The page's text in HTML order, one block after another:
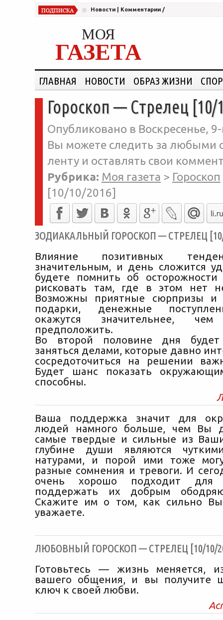
Новости Комментарии /
МОЯ
ГАЗЕТА
ГЛАВНАЯ НОВОСТИ ОБРАЗ ЖИЗНИ
Гороскоп — Стрелец [10/
Опубликовано в Воскресенье,
Вы можете следить за любыми
ленту и оставлять свои
Рубрика: Моя газета > Гороскоп
[10/10/2016]
ЗОДИАКАЛЬНЫЙ ГОРОСКОП — СТРЕЛЕЦ [10/
Влияние позитивных
значительным, и день сложится
будете помнить об
рисковать там, где в этом нет
Возможны приятные сюрпризы и
подарки, денежные
окажутся значительнее,
предположить.
Во второй половине дня будет
заняться делами, которые давно
сосредоточиться на решении
Будет шанс показать
способны.
Ваша поддержка значит для
людей намного больше, чем Вы
самые твердые и сильные из
глубине души являются
натурами, и порой ими тоже
разные сомнения и тревоги. И
очень хорошо подходит для
поддержать их добрым
Скажите им о том, как сильно
уважаете.
ЛЮБОВНЫЙ ГОРОСКОП — СТРЕЛЕЦ [10/10/
Готовьтесь — жизнь меняется,
вашего общения, и вы получите
ключ к своей любви.